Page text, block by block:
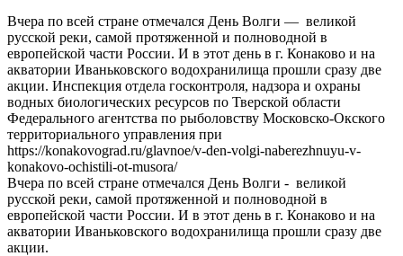
Вчера по всей стране отмечался День Волги — великой
русской реки, самой протяженной и полноводной в
европейской части России. И в этот день в г. Конаково и на
акватории Иваньковского водохранилища прошли сразу две
акции. Инспекция отдела госконтроля, надзора и охраны
водных биологических ресурсов по Тверской области
Федерального агентства по рыболовству Московско-Окского
территориального управления при
https://konakovograd.ru/glavnoe/v-den-volgi-naberezhnuyu-v-
konakovo-ochistili-ot-musora/
Вчера по всей стране отмечался День Волги - великой
русской реки, самой протяженной и полноводной в
европейской части России. И в этот день в г. Конаково и на
акватории Иваньковского водохранилища прошли сразу две
акции.